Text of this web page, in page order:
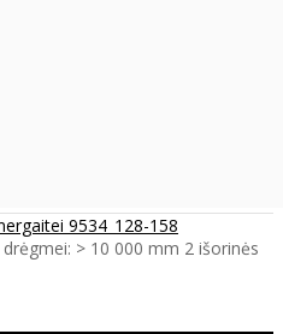
9534_128-158
> 10 000 mm 2 išorinės